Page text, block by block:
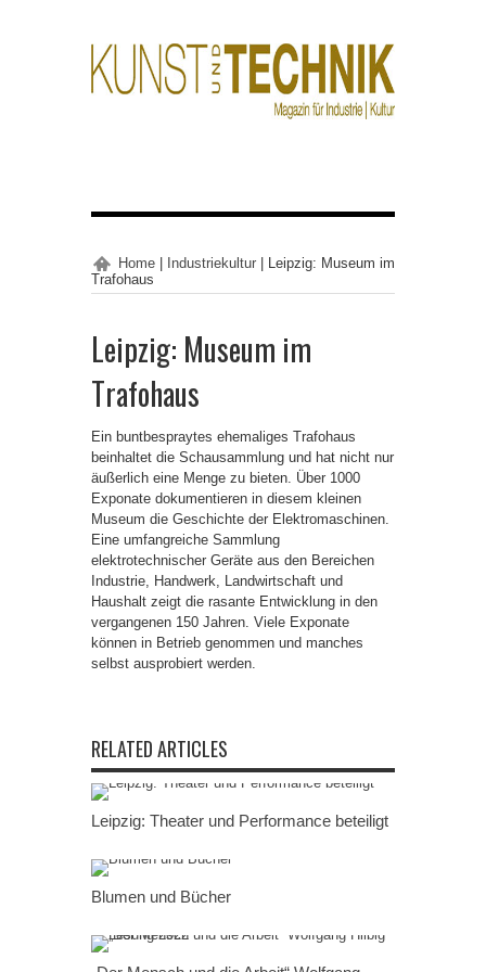
Home Industriekultur
Leipzig: Museum im
Trafohaus
Leipzig: Museum im
Trafohaus
Ein buntbespraytes ehemaliges Trafohaus
beinhaltet die Schausammlung und hat nicht nur
äußerlich eine Menge zu bieten. Über 1000
Exponate dokumentieren in diesem kleinen
Museum die Geschichte der Elektromaschinen.
Eine umfangreiche Sammlung
elektrotechnischer Geräte aus den Bereichen
Industrie, Handwerk, Landwirtschaft und
Haushalt zeigt die rasante Entwicklung in den
vergangenen 150 Jahren. Viele Exponate
können in Betrieb genommen und manches
selbst ausprobiert werden.
RELATED ARTICLES
Leipzig: Theater und Performance beteiligt
Blumen und Bücher